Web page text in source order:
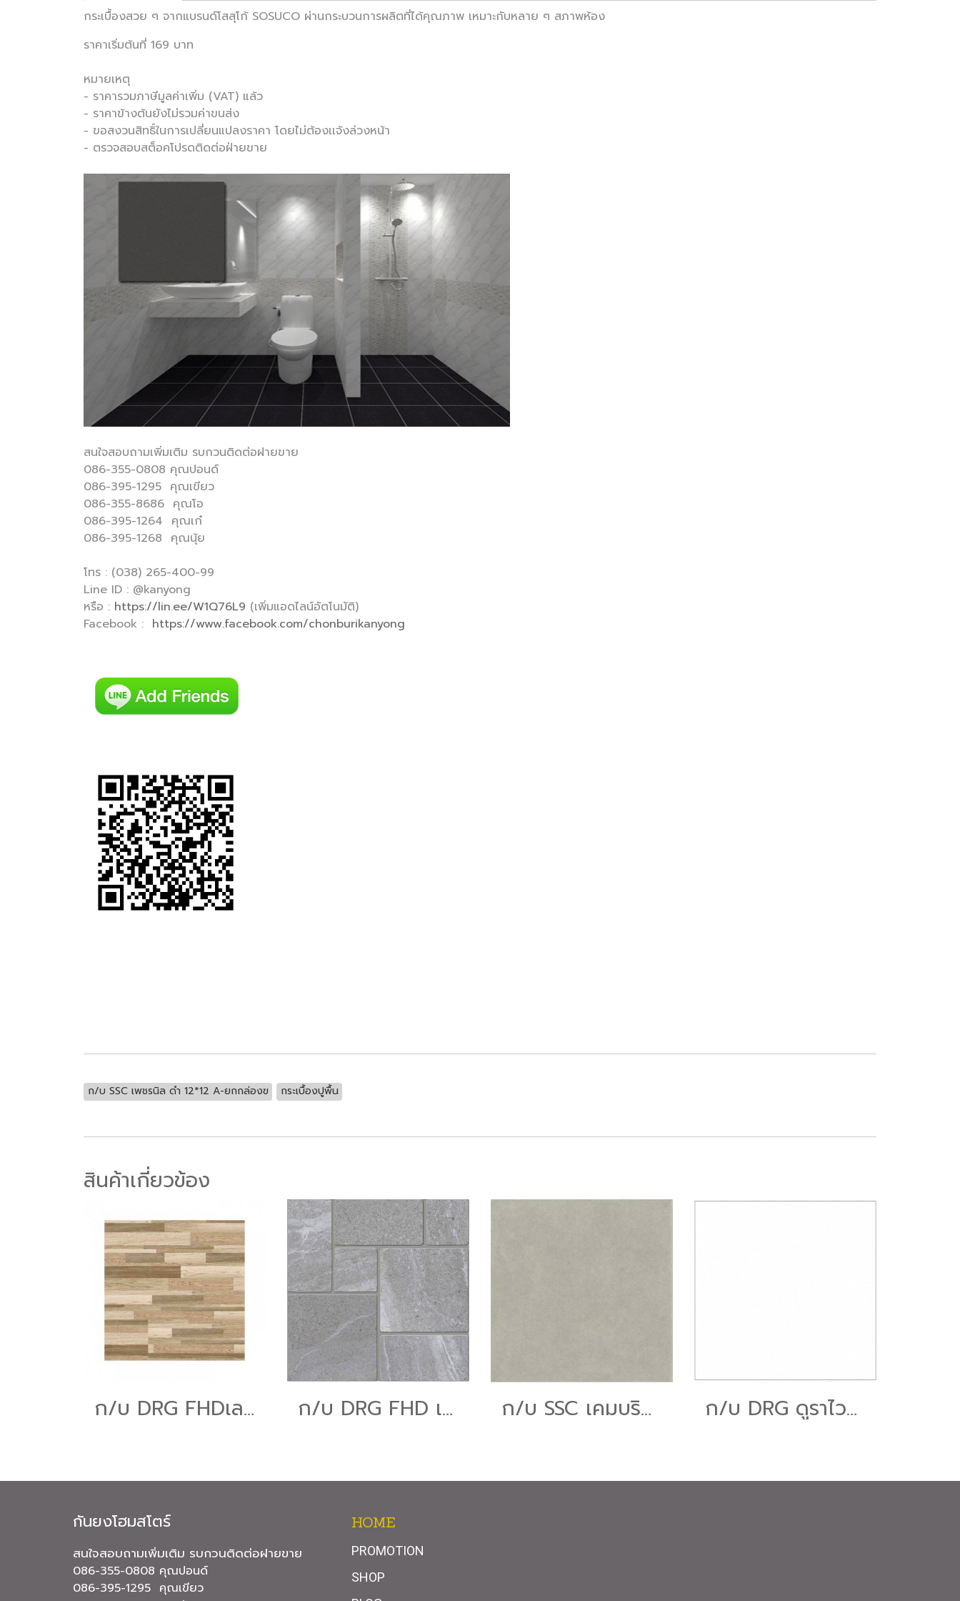
กระเบื้องสวย ๆ จากแบรนด์โสสุโก้ SOSUCO ผ่านกระบวนการผลิตที่ได้คุณภาพ เหมาะกับหลาย ๆ สภาพห้อง
ราคาเริ่มต้นที่ 169 บาท
หมายเหตุ
- ราคารวมภาษีมูลค่าเพิ่ม (VAT) แล้ว
- ราคาข้างต้นยังไม่รวมค่าขนส่ง
- ขอสงวนสิทธิ์ในการเปลี่ยนแปลงราคา โดยไม่ต้องเเจ้งล่วงหน้า
- ตรวจสอบสต็อคโปรดติดต่อฝ่ายขาย
สนใจสอบถามเพิ่มเติม รบกวนติดต่อฝายขาย
086-355-0808 คุณปอนด์
086-395-1295 คุณเขียว
086-355-8686 คุณโอ
086-395-1264 คุณเก๋
086-395-1268 คุณนุ้ย
โทร : (038) 265-400-99
Line ID : @kanyong
หรือ : https://lin.ee/W1Q76L9 (เพิ่มแอดไลน์อัตโนมัติ)
Facebook : https://www.facebook.com/chonburikanyong
ก/บ SSC เพชรนิล ดำ 12*12 A-ยกกล่องฃ กระเบื้องปูพื้น
สินค้าเกี่ยวข้อง
ก/บ DRG FHDเลโก้วู๊ดบราวน์16*16A-6ผ.(ยก) ก/บ DRG FHD เมนเดส เกรย์ 16*16 A-6ผ. ก/บ SSC เคมบริคจ์ เทาอ่อน 16*16A-6ผ. ก/บ DRG ดูราไวท์ 12*12 B (ยกกล่อง)
กันยงโฮมสโตร์
สนใจสอบถามเพิ่มเติม รบกวนติดต่อฝายขาย
086-355-0808 คุณปอนด์
086-395-1295 คุณเขียว
HOME
PROMOTION
SHOP